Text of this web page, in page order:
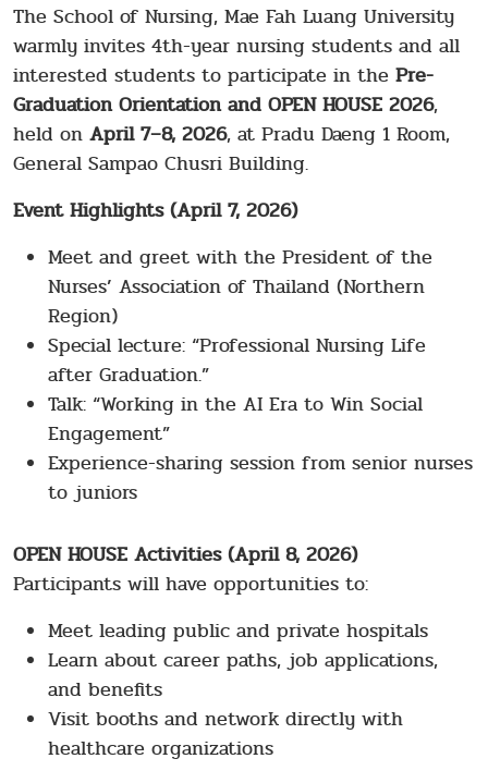
The School of Nursing, Mae Fah Luang University
warmly invites 4th-year nursing students and all
interested students to participate in the Pre-
Graduation Orientation and OPEN HOUSE 2026,
held on April 7–8, 2026, at Pradu Daeng 1 Room,
General Sampao Chusri Building.
Event Highlights (April 7, 2026)
Meet and greet with the President of the
Nurses’ Association of Thailand (Northern
Region)
Special lecture: “Professional Nursing Life
after Graduation.”
Talk: “Working in the AI Era to Win Social
Engagement”
Experience-sharing session from senior nurses
to juniors
OPEN HOUSE Activities (April 8, 2026)
Participants will have opportunities to:
Meet leading public and private hospitals
Learn about career paths, job applications,
and benefits
Visit booths and network directly with
healthcare organizations